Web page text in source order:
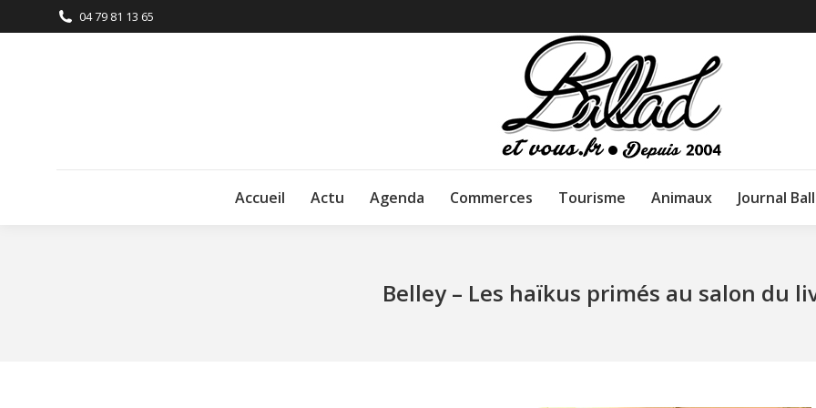
04 79 81 13 65
Accueil Actu Agenda Commerces Tourisme Animaux Journal
Belley – Les haïkus primés au salon du